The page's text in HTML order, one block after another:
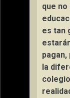
que
es tan
la